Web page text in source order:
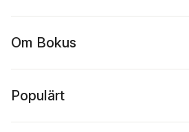
Om Bokus
Populärt